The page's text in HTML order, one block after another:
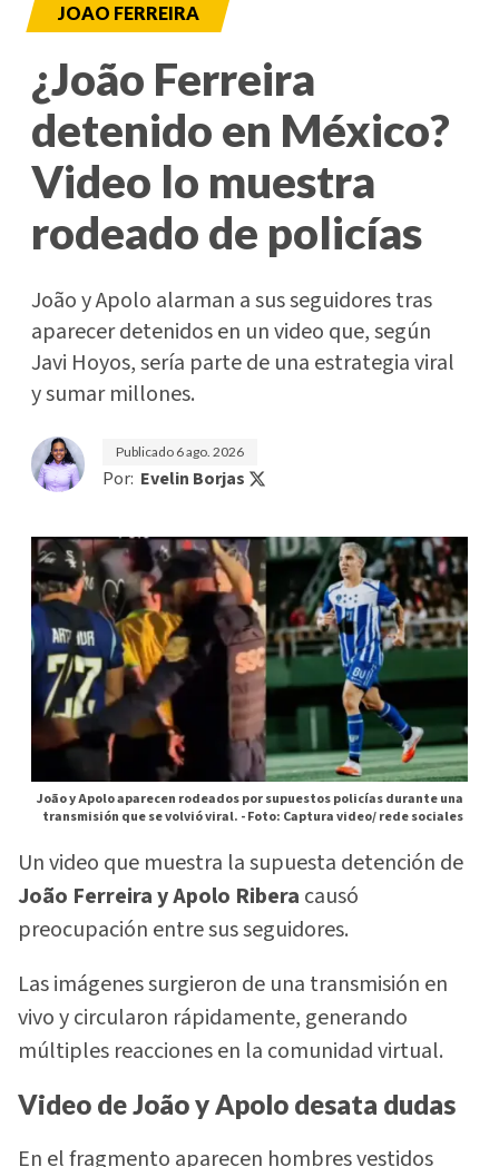
JOAO FERREIRA
¿João Ferreira
detenido en México?
Video lo muestra
rodeado de policías
João y Apolo alarman a sus seguidores tras
aparecer detenidos en un video que, según
Javi Hoyos, sería parte de una estrategia viral
y sumar millones.
Publicado 6 ago. 2026
Por: Evelin Borjas
João y Apolo aparecen rodeados por supuestos policías durante una
transmisión que se volvió viral. -Foto: Captura video/ rede sociales
Un video que muestra la supuesta detención de
João Ferreira y Apolo Ribera causó
preocupación entre sus seguidores.
Las imágenes surgieron de una transmisión en
vivo y circularon rápidamente, generando
múltiples reacciones en la comunidad virtual.
Video de João y Apolo desata dudas
En el fragmento aparecen hombres vestidos